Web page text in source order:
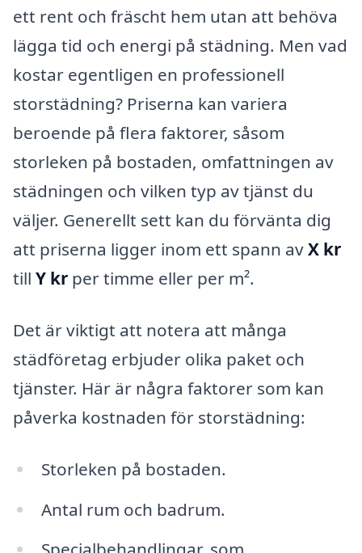
ett rent och fräscht hem utan att behöva
lägga tid och energi på städning. Men vad
kostar egentligen en professionell
storstädning? Priserna kan variera
beroende på flera faktorer, såsom
storleken på bostaden, omfattningen av
städningen och vilken typ av tjänst du
väljer. Generellt sett kan du förvänta dig
att priserna ligger inom ett spann avX kr
till Y kr per timme eller per m².
Det är viktigt att notera att många
städföretag erbjuder olika paket och
tjänster. Här är några faktorer som kan
påverka kostnaden för storstädning:
Storleken på bostaden.
Antal rum och badrum.